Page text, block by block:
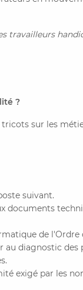
travailleurs
?
sur les
suivant.
documents
de l'Ordre
diagnostic
exigé par les